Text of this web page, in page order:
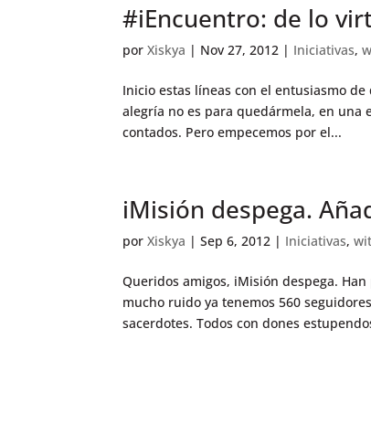
#iEncuentro: de lo
porXiskya | Nov 27, 2012 | Iniciativas,
Inicio estas líneas con el entusiasmo
alegría no es para quedármela, en una
contados. Pero empecemos por el...
iMisión despega.
porXiskya |Sep 6, 2012 | Iniciativas,
Queridos amigos, iMisión despega.
mucho ruido ya tenemos 560
sacerdotes. Todos con dones